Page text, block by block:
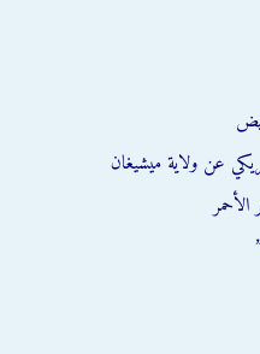
عن ولاية ميشيغان